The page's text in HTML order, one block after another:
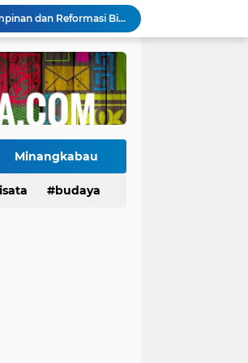
Payakumbuh Luncurkan GEMPITA BERSAMA, Dorong Pekarangan Jadi Sumber Pangan Keluarga
130 ASN dan Warga Payakumbuh Ikut Vaksin HPV, Upaya Cegah Kanker Serviks Diperluas
Jelang Wajib Halal 2026, Sumbar Percepat Sertifikasi UMKM dan Bangun Ekosistem Halal
Tigo Kayo FC Juara Piala Wali Kota Payakumbuh 2026 Usai Menang Adu Penalti
Jadwal Pekan Perdana Super League 2026/2027: Big Match Langsung Warnai Awal Musim
Minangkabau
kulinerbudaya